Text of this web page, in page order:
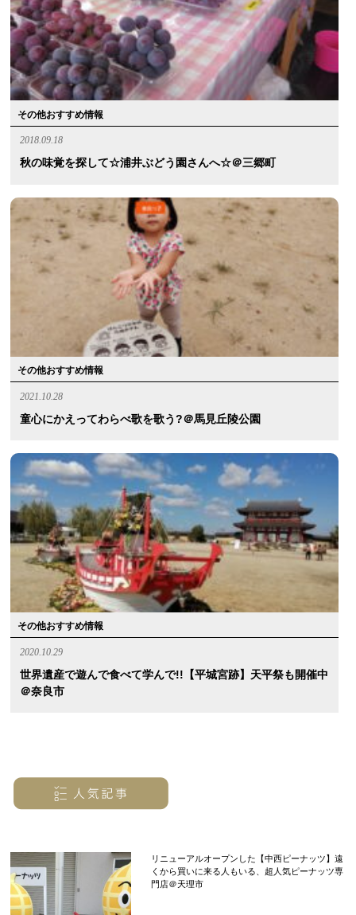
その他おすすめ情報
2018.09.18
秋の味覚を探して☆浦井ぶどう園さんへ☆＠三郷町
その他おすすめ情報
2021.10.28
童心にかえってわらべ歌を歌う?＠馬見丘陵公園
その他おすすめ情報
2020.10.29
世界遺産で遊んで食べて学んで!!【平城宮跡】天平祭も開催中
＠奈良市
リニューアルオープンした【中西ピーナッツ】遠
くから買いに来る人もいる、超人気ピーナッツ専
門店＠天理市